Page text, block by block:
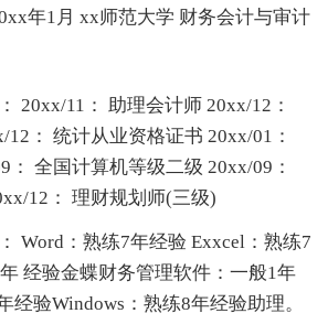
年1月 xx师范大学 财务会计与审计
20xx/11： 助理会计师 20xx/12：
： 统计从业资格证书 20xx/01：
： 全国计算机等级二级 20xx/09：
12： 理财规划师(三级)
Word：熟练7年经验 Exxcel：熟练7
经验金蝶财务管理软件：一般1年
经验Windows：熟练8年经验助理。